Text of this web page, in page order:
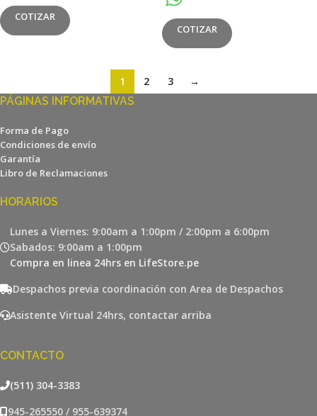
COTIZAR
COTIZAR
1 2 3
→
PÁGINAS INFORMATIVAS
Forma de Pago
Condiciones de envío
Garantía
Libro de Reclamaciones
HORARIOS
Lunes a Viernes: 9:00am a 1:00pm / 2:00pm a 6:00pm
Sabados: 9:00am a 1:00pm
Compra en linea 24hrs en LifeStore.pe
Despachos previa coordinación con Area de Despachos
Asistente Virtual 24hrs, contactar arriba
CONTACTO
(511) 304-3383
945-265550 / 955-639374